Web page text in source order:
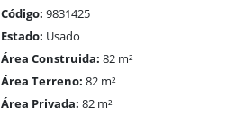
Código: 9831425
Estado: Usado
Área Construida: 82 m²
Área Terreno: 82 m²
Área Privada: 82 m²